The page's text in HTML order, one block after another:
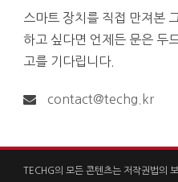
스마트 장치를 직접 만져본
하고 싶다면 언제든 문은 두
고를 기다립니다.
contact@techg.kr
TECHG의 모든 콘텐츠는 저작권법의